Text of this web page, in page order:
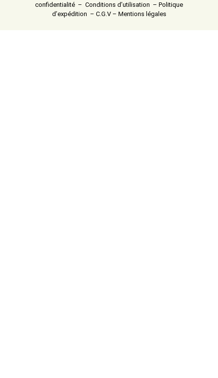
confidentialité – Conditions d’utilisation – Politique
d’expédition – C.G.V– Mentions légales